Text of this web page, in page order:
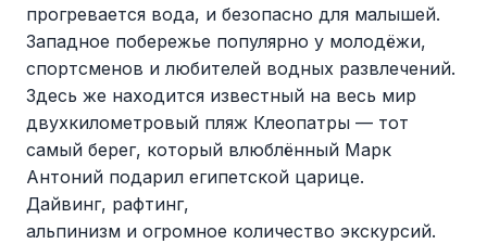
прогревается вода, и безопасно для малышей.
Западное побережье популярно у молодёжи,
спортсменов и любителей водных развлечений.
Здесь же находится известный на весь мир
двухкилометровый пляж Клеопатры — тот
самый берег, который влюблённый Марк
Антоний подарил египетской царице.
Дайвинг, рафтинг,
альпинизм и огромное количество экскурсий.